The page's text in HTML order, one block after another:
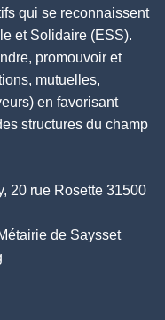
qui se reconnaissent
et Solidaire (ESS).
promouvoir et
mutuelles,
en favorisant
structures du champ
20 rue Rosette 31500
de Saysset